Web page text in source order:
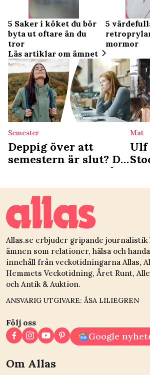
5 Saker i köket du bör
byta ut oftare än du
tror
5
mormor
Läs artiklar om ämnet
Semester
Deppig över att
semestern är slut? Då
är du ledig nästa gång
Mat
Ulf
det
Allas.se erbjuder gripande
ämnen som relationer, hälsa och
innehåll från veckotidningarna Allas,
Hemmets Veckotidning, Året Runt,
och Antik & Auktion.
ANSVARIG UTGIVARE: ÅSA LILIEGREN
Följ oss
Google
Om Allas